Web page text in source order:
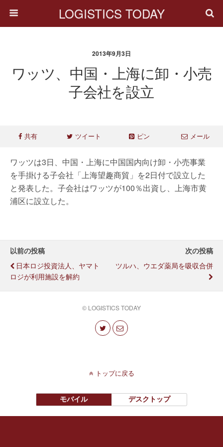
LOGISTICS TODAY
2013年9月3日
ワッツ、中国・上海に卸・小売
子会社を設立
共有 ツイート ピン メール
ワッツは3日、中国・上海に中国国内向け卸・小売事業
を手掛ける子会社「上海望趣商貿」を2日付で設立した
と発表した。子会社はワッツが100％出資し、上海市黄
浦区に設立した。
以前の投稿
日本ロジ投資法人、ヤマト
ロジが利用施設を解約
次の投稿
ツルハ、ウエダ薬局を吸収合併
© LOGISTICS TODAY
トップに戻る
モバイル デスクトップ